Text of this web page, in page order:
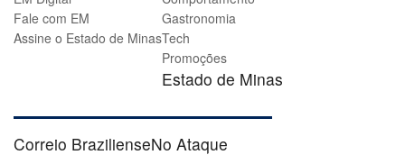
Fale com EM
Assine o Estado de Minas
Gastronomia
Tech
Promoções
Estado de Minas
Correio BrazilienseNo Ataque